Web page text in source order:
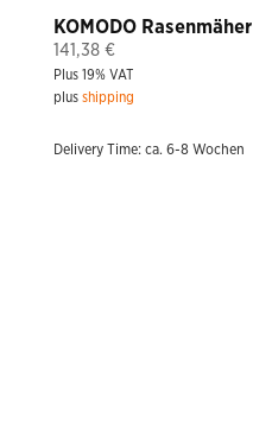
KOMODO Rasenmäher
141,38 €
Plus 19% VAT
plus shipping
Delivery Time: ca. 6-8 Wochen